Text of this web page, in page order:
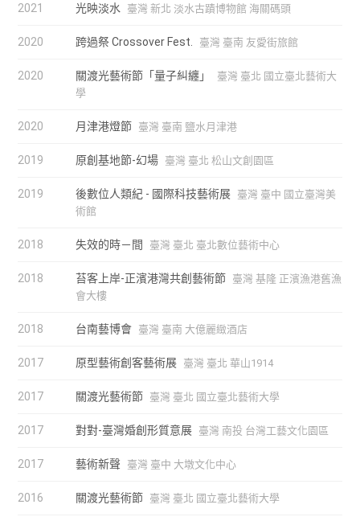
2021 光映淡水 臺灣 新北 淡水古蹟博物館 海關碼頭
2020 跨過祭 Crossover Fest. 臺灣 臺南 友愛街旅館
2020 關渡光藝術節「量子糾纏」
臺灣 臺北 國立臺北藝術大
學
2020 月津港燈節 臺灣 臺南 鹽水月津港
2019 原創基地節-幻場 臺灣 臺北 松山文創園區
2019 後數位人類紀 - 國際科技藝術展 臺灣 臺中 國立臺灣美
術館
2018 失效的時－間 臺灣 臺北 臺北數位藝術中心
2018 苔客上岸-正濱港灣共創藝術節 臺灣 基隆 正濱漁港舊漁
會大樓
2018 台南藝博會 臺灣 臺南 大億麗緻酒店
2017 原型藝術創客藝術展 臺灣 臺北 華山1914
2017 關渡光藝術節 臺灣 臺北 國立臺北藝術大學
2017 對對-臺灣婚創形質意展 臺灣 南投 台灣工藝文化園區
2017 藝術新聲 臺灣 臺中 大墩文化中心
2016 關渡光藝術節 臺灣 臺北 國立臺北藝術大學